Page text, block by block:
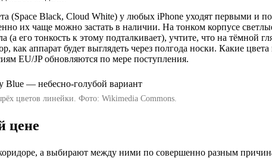
Black, Cloud White) у любых iPhone уходят первыми и
их чаще можно застать в наличии. На тонком корпусе
тонкость к этому подталкивает), учтите, что на тёмной
аппарат будет выглядеть через полгода носки. Какие
EU/JP обновляются по мере поступления.
цветов линейки. Фото: Wikimedia Commons.
цене
а выбирают между ними по совершенно разным